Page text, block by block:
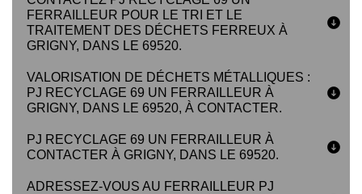
FERRAILLEUR POUR LE TRI ET LE
TRAITEMENT DES DÉCHETS FERREUX À
GRIGNY, DANS LE 69520.
VALORISATION DE DÉCHETS MÉTALLIQUES :
PJ RECYCLAGE 69 UN FERRAILLEUR À
GRIGNY, DANS LE 69520, À CONTACTER.
PJ RECYCLAGE 69 UN FERRAILLEUR À
CONTACTER À GRIGNY, DANS LE 69520.
ADRESSEZ-VOUS AU FERRAILLEUR PJ